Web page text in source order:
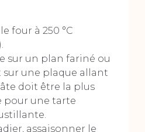
four à 250 °C
sur un plan fariné ou
une plaque allant
doit être la plus
pour une tarte
assaisonner le